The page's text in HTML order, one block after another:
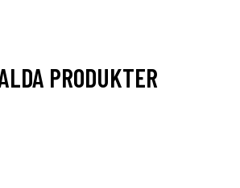
PRODUKTER